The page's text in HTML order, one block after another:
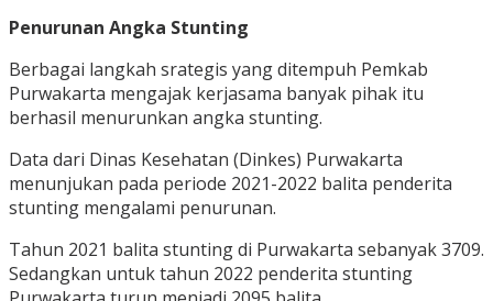
Penurunan Angka Stunting
Berbagai langkah srategis yang ditempuh Pemkab
Purwakarta mengajak kerjasama banyak pihak itu
berhasil menurunkan angka stunting.
Data dari Dinas Kesehatan (Dinkes) Purwakarta
menunjukan pada periode 2021-2022 balita penderita
stunting mengalami penurunan.
Tahun 2021 balita stunting di Purwakarta sebanyak 3709.
Sedangkan untuk tahun 2022 penderita stunting